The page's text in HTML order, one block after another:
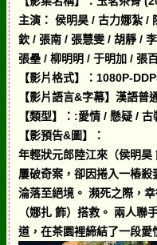
主演： 侯明昊 / 古力娜紮 /
欽 / 張南 / 張慧雯 / 胡靜 /
張壘 / 柳明明 / 于明加 / 張
【影片格式】：1080P-
【影片語言&字幕】漢語普
【類型】：:愛情 / 懸疑 / 古
【影預告&圖】：
年輕狀元郎陸江來（侯明昊
屢破奇案，卻因捲入一樁殺
淪落至絕境。 瀕死之際，
（娜扎 飾）搭救。 兩人聯
道，在茶園裡締結了一段愛